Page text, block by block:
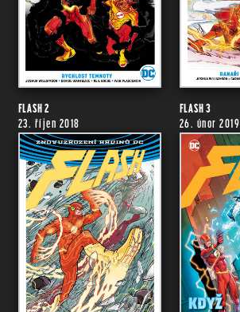
FLASH 2
23. říjen 2018
FLASH 3
26. únor 2019